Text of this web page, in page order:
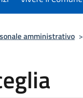
amministrativo >